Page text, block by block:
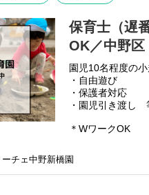
保育士（遅
OK／中野区
園児10名程度の小
・自由遊び
・保護者対応
・園児引き渡し
＊WワークOK
園名 ：保育ルー
チェ中野新橋園